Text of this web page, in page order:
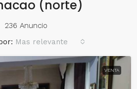
(norte)
236 Anuncio
Mas relevante
VENTA